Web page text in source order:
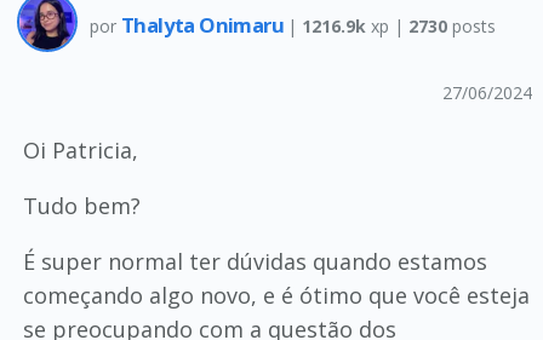
por Thalyta Onimaru | 1216.9k xp | 2730 posts
27/06/2024
Oi Patricia,
Tudo bem?
É super normal ter dúvidas quando estamos
começando algo novo, e é ótimo que você esteja
se preocupando com a questão dos